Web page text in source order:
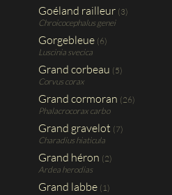
Goéland railleur (3)
Chroicocephalus genei
Gorgebleue (6)
Luscinia svecica
Grand corbeau (5)
Corvus corax
Grand cormoran (26)
Phalacrocorax carbo
Grand gravelot (7)
Charadius hiaticula
Grand héron (2)
Ardea herodias
Grand labbe (1)